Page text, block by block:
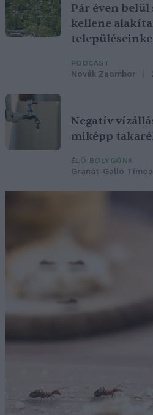
Pár éven
kellene
PODCAST
Novák Zsombor
Negatív
miképp
ÉLŐ BOLYGÓNK
Granát-Galló Tímea